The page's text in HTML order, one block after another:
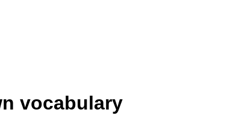
vocabulary